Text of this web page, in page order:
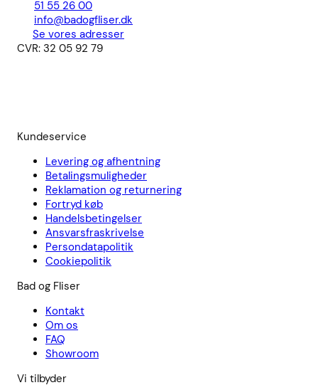
51 55 26 00
info@badogfliser.dk
Se vores adresser
CVR: 32 05 92 79
Kundeservice
Levering og afhentning
Betalingsmuligheder
Reklamation og returnering
Fortryd køb
Handelsbetingelser
Ansvarsfraskrivelse
Persondatapolitik
Cookiepolitik
Bad og Fliser
Kontakt
Om os
FAQ
Showroom
Vi tilbyder